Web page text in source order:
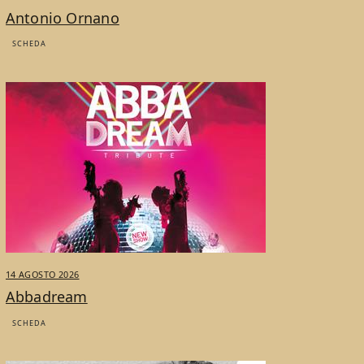
Antonio Ornano
SCHEDA
14 AGOSTO 2026
Abbadream
SCHEDA